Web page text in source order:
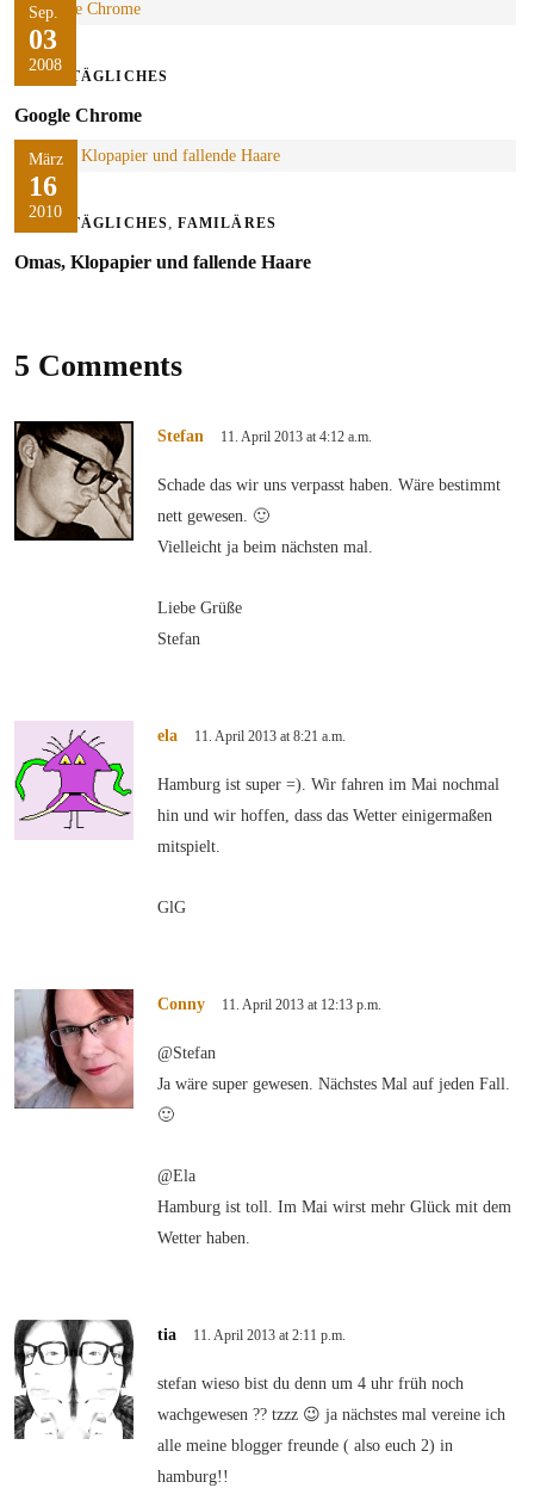
Sep.
03
2008
ALLTÄGLICHES
Google Chrome
März
16
2010
ALLTÄGLICHES,FAMILÄRES
Omas, Klopapier und fallende Haare
5 Comments
Stefan 11. April 2013 at 4:12 a.m.
Schade das wir uns verpasst haben. Wäre bestimmt
nett gewesen. 🙂
Vielleicht ja beim nächsten mal.
Liebe Grüße
Stefan
ela 11. April 2013 at 8:21 a.m.
Hamburg ist super =). Wir fahren im Mai nochmal
hin und wir hoffen, dass das Wetter einigermaßen
mitspielt.
GlG
Conny 11. April 2013 at 12:13 p.m.
@Stefan
Ja wäre super gewesen. Nächstes Mal auf jeden Fall.
🙂
@Ela
Hamburg ist toll. Im Mai wirst mehr Glück mit dem
Wetter haben.
tia 11. April 2013 at 2:11 p.m.
stefan wieso bist du denn um 4 uhr früh noch
wachgewesen ?? tzzz 😉 ja nächstes mal vereine ich
alle meine blogger freunde ( also euch 2) in
hamburg!!